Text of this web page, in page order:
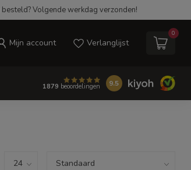
besteld? Volgende werkdag verzonden!
Mijn account Verlanglijst
0
1879 beoordelingen 9.5